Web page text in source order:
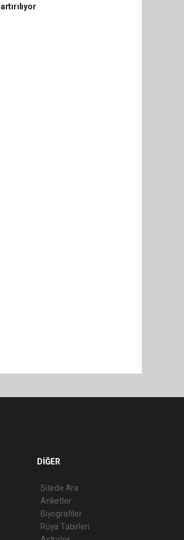
artırılıyor
DİĞER
Sitede Ara
Anketler
Biyografiler
Rüya Tabirleri